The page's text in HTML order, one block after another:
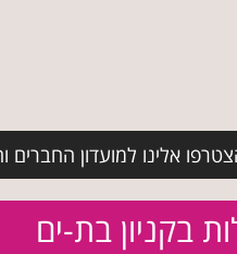
אלינו למועדון החברים
בקניון בת-ים